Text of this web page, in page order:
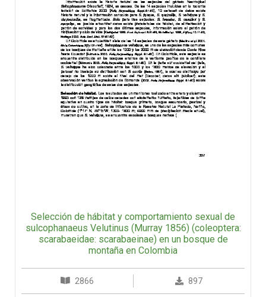
Selección de hábitat y comportamiento sexual de
sulcophanaeus Velutinus (Murray 1856) (coleoptera:
scarabaeidae: scarabaeinae) en un bosque de
montaña en Colombia
2866 897